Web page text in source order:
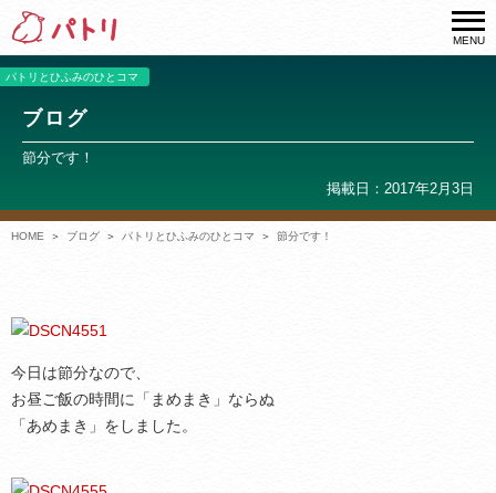
MENU
パトリとひふみのひとコマ
ブログ
節分です！
掲載日：2017年2月3日
HOME ブログ パトリとひふみのひとコマ 節分です！
今日は節分なので、
お昼ご飯の時間に「まめまき」ならぬ
「あめまき」をしました。